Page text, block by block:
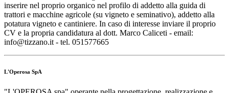
inserire nel proprio organico nel profilo di addetto alla guida di
trattori e macchine agricole (su vigneto e seminativo), addetto alla
potatura vigneto e cantiniere. In caso di interesse inviare il proprio
CV e la propria candidatura al dott. Marco Caliceti - email:
info@tizzano.it - tel. 051577665
L'Operosa SpA